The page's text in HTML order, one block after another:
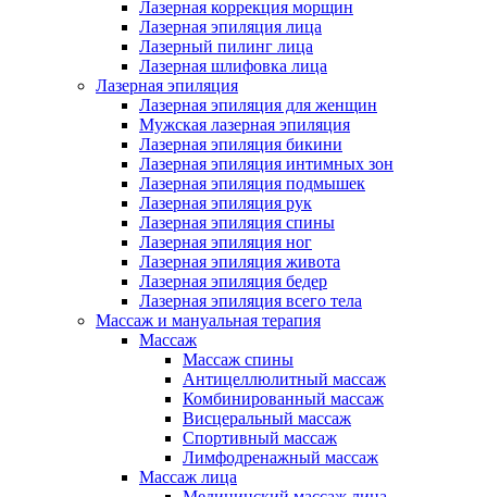
Лазерная коррекция морщин
Лазерная эпиляция лица
Лазерный пилинг лица
Лазерная шлифовка лица
Лазерная эпиляция
Лазерная эпиляция для женщин
Мужская лазерная эпиляция
Лазерная эпиляция бикини
Лазерная эпиляция интимных зон
Лазерная эпиляция подмышек
Лазерная эпиляция рук
Лазерная эпиляция спины
Лазерная эпиляция ног
Лазерная эпиляция живота
Лазерная эпиляция бедер
Лазерная эпиляция всего тела
Массаж и мануальная терапия
Массаж
Массаж спины
Антицеллюлитный массаж
Комбинированный массаж
Висцеральный массаж
Спортивный массаж
Лимфодренажный массаж
Массаж лица